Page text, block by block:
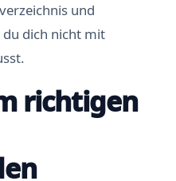
und
dich nicht mit
richtigen